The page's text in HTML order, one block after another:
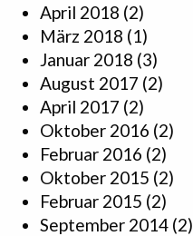
April 2018 (2)
März 2018 (1)
Januar 2018 (3)
August 2017 (2)
April 2017 (2)
Oktober 2016 (2)
Februar 2016 (2)
Oktober 2015 (2)
Februar 2015 (2)
September 2014 (2)